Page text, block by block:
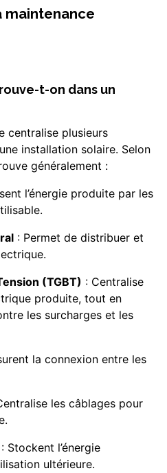
maintenance
t-on dans un
centralise plusieurs
installation solaire. Selon
généralement :
l’énergie produite par les
: Permet de distribuer et
(TGBT) : Centralise
produite, tout en
les surcharges et les
la connexion entre les
les câblages pour
: Stockent l’énergie
ultérieure.